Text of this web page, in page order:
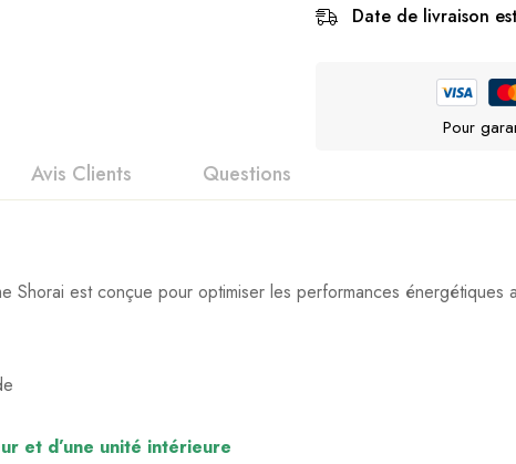
Date de livraison
Pour
Avis Clients Questions
Shorai est conçue pour optimiser les performances énergétiques
et d’une unité intérieure
question !